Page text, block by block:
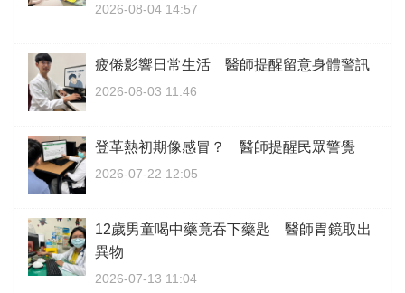
2026-08-04 14:57
疲倦影響日常生活 醫師提醒留意身體警訊
2026-08-03 11:46
登革熱初期像感冒？ 醫師提醒民眾警覺
2026-07-22 12:05
12歲男童喝中藥竟吞下藥匙 醫師胃鏡取出
異物
2026-07-13 11:04